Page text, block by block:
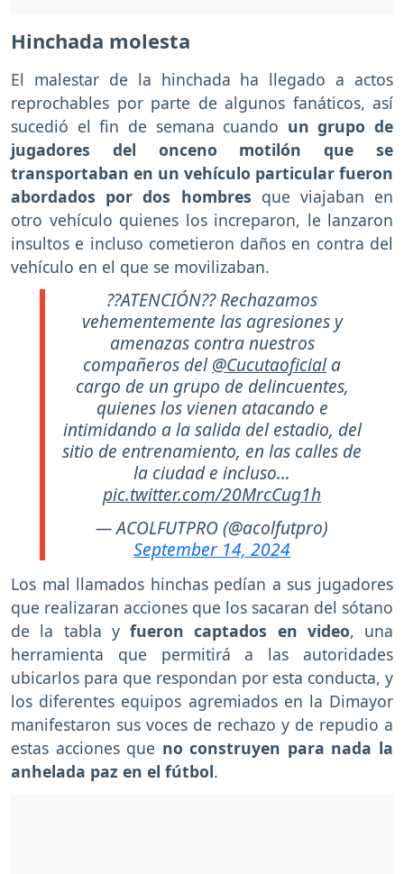
Hinchada molesta
El malestar de la hinchada ha llegado a actos
reprochables por parte de algunos fanáticos, así
sucedió el fin de semana cuando un grupo de
jugadores del onceno motilón que se
transportaban en un vehículo particular fueron
abordados por dos hombres que viajaban en
otro vehículo quienes los increparon, le lanzaron
insultos e incluso cometieron daños en contra del
vehículo en el que se movilizaban.
??ATENCIÓN?? Rechazamos
vehementemente las agresiones y
amenazas contra nuestros
compañeros del@Cucutaoficiala
cargo de un grupo de delincuentes,
quienes los vienen atacando e
intimidando a la salida del estadio, del
sitio de entrenamiento, en las calles de
la ciudad e incluso…
pic.twitter.com/20MrcCug1h
— ACOLFUTPRO (@acolfutpro)
September 14, 2024
Los mal llamados hinchas pedían a sus jugadores
que realizaran acciones que los sacaran del sótano
de la tabla yfueron captados en video, una
herramienta que permitirá a las autoridades
ubicarlos para que respondan por esta conducta, y
los diferentes equipos agremiados en la Dimayor
manifestaron sus voces de rechazo y de repudio a
estas acciones que no construyen para nada la
anhelada paz en el fútbol.